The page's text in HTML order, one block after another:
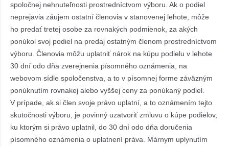
spoločnej nehnuteľnosti prostredníctvom výboru. Ak o podiel
neprejavia záujem ostatní členovia v stanovenej lehote, môže
ho predať tretej osobe za rovnakých podmienok, za akých
ponúkol svoj podiel na predaj ostatným členom prostredníctvom
výboru. Členovia môžu uplatniť nárok na kúpu podielu v lehote
30 dní odo dňa zverejnenia písomného oznámenia, na
webovom sídle spoločenstva, a to v písomnej forme záväzným
ponúknutím rovnakej alebo vyššej ceny za ponúkaný podiel.
V prípade, ak si člen svoje právo uplatní, a to oznámením tejto
skutočnosti výboru, je povinný uzatvoriť zmluvu o kúpe podielov,
ku ktorým si právo uplatnil, do 30 dní odo dňa doručenia
písomného oznámenia o uplatnení práva. Márnym uplynutím